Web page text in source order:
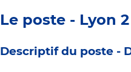
Le poste - Lyon 2
Descriptif du poste -